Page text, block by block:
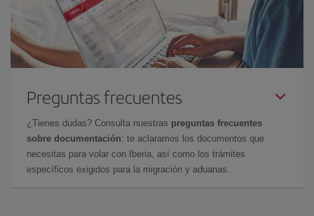
Preguntas frecuentes
¿Tienes dudas? Consulta nuestras preguntas frecuentes
sobre documentación: te aclaramos los documentos que
necesitas para volar con Iberia, así como los trámites
específicos exigidos para la migración y aduanas.